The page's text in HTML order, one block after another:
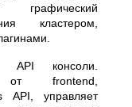
графический
кластером,
консоли.
от frontend,
API, управляет